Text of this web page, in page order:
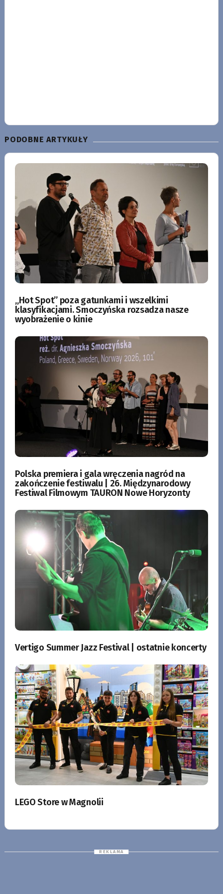
PODOBNE ARTYKUŁY
„Hot Spot” poza gatunkami i wszelkimi
klasyfikacjami. Smoczyńska rozsadza nasze
wyobrażenie o kinie
Polska premiera i gala wręczenia nagród na
zakończenie festiwalu | 26. Międzynarodowy
Festiwal Filmowym TAURON Nowe Horyzonty
Vertigo Summer Jazz Festival | ostatnie koncerty
LEGO Store w Magnolii